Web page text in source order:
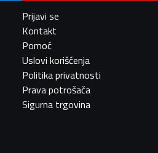
Prijavi se
Kontakt
Pomoć
Uslovi korišćenja
Politika privatnosti
Prava potrošača
Sigurna trgovina